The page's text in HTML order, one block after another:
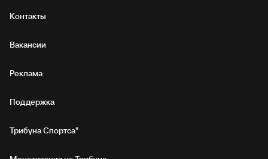
Контакты
Вакансии
Реклама
Поддержка
Трибуна Спортса"